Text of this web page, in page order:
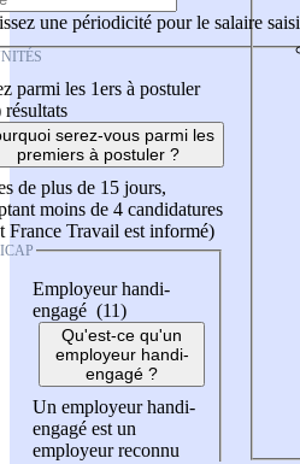
une périodicité pour le salaire saisi
parmi les 1ers à postuler
résultats
serez-vous parmi les
premiers à postuler ?
de plus de 15 jours,
moins de 4 candidatures
France Travail est informé)
Employeur handi-
engagé (11)
Qu'est-ce qu'un
employeur handi-
engagé ?
Un employeur handi-
engagé est un
employeur reconnu